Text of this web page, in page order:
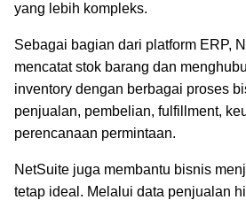
yang lebih kompleks.
Sebagai bagian dari platform ERP,
mencatat stok barang dan
inventory dengan berbagai proses
penjualan, pembelian, fulfillment,
perencanaan permintaan.
NetSuite juga membantu bisnis
tetap ideal. Melalui data penjualan